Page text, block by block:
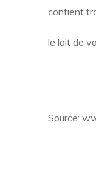
contient
le lait de
Source: